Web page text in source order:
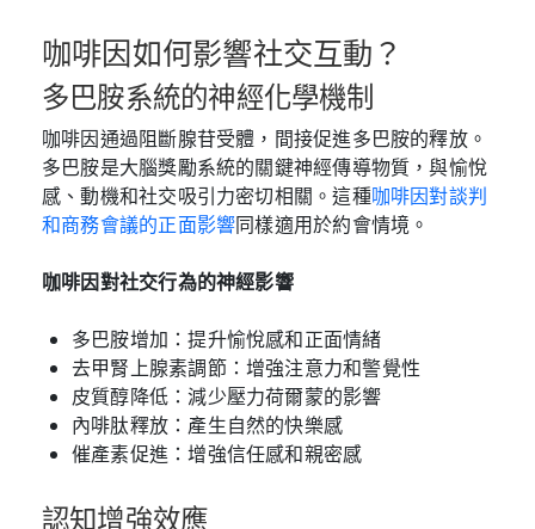
咖啡因如何影響社交互動？
多巴胺系統的神經化學機制
咖啡因通過阻斷腺苷受體，間接促進多巴胺的釋放。
多巴胺是大腦獎勵系統的關鍵神經傳導物質，與愉悅
感、動機和社交吸引力密切相關。這種咖啡因對談判
和商務會議的正面影響同樣適用於約會情境。
咖啡因對社交行為的神經影響
多巴胺增加：提升愉悅感和正面情緒
去甲腎上腺素調節：增強注意力和警覺性
皮質醇降低：減少壓力荷爾蒙的影響
內啡肽釋放：產生自然的快樂感
催產素促進：增強信任感和親密感
認知增強效應